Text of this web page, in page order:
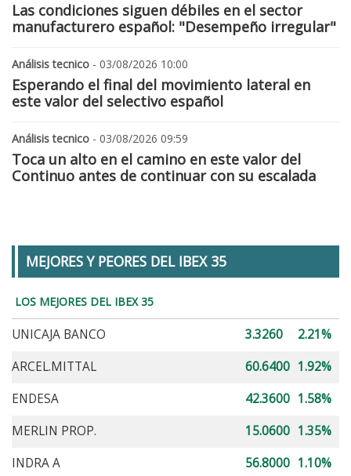
Las condiciones siguen débiles en el sector
manufacturero español: "Desempeño irregular"
Análisis tecnico - 03/08/2026 10:00
Esperando el final del movimiento lateral en
este valor del selectivo español
Análisis tecnico - 03/08/2026 09:59
Toca un alto en el camino en este valor del
Continuo antes de continuar con su escalada
MEJORES Y PEORES DEL IBEX 35
LOS MEJORES DEL IBEX 35
UNICAJA BANCO 3.3260
2.21%
ARCEL.MITTAL
60.6400 1.92%
ENDESA
42.3600 1.58%
MERLIN PROP.
15.0600 1.35%
INDRA A
56.8000 1.10%